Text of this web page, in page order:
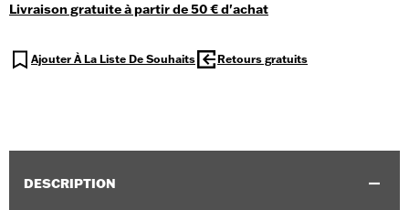
Livraison gratuite à partir de 50 € d'achat
Ajouter À La Liste De Souhaits Retours gratuits
DESCRIPTION